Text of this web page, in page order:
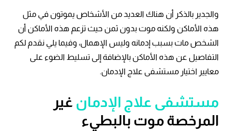
والجدير بالذكر أن هناك العديد من الأشخاص يموتون في مثل
هذه الأماكن ولكنه موت بدون ثمن حيث تزعم هذه الأماكن أن
الشخص مات بسبب إدمانه وليس الإهمال، وفيما يلي نقدم لكم
التفاصيل عن هذه الأماكن بالإضافة إلى تسليط الضوء على
معايير اختيار مستشفى علاج الإدمان.
مستشفى علاج الإدمانغير
المرخصة موت بالبطيء